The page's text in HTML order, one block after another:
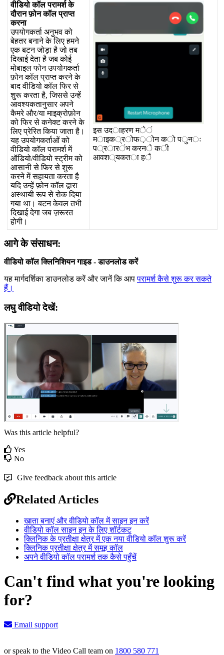
वडय कल परमर क
दरन फन कल परपत
करन
उपयगकर अनभव क
बहतर बनन क लए हमन
एक बटन जड ह ज तब
दखई दत ह जब कई
मबइल फन उपयगकर
फन कल परपत करन क
बद वडय कल फर स
शर करत ह, जसस उनह
आवशयकतनसर अपन
कमर और/य मइकरफन
क फर स कनकट करन क
लए पररत कय जत ह।
यह उपयगकरओ क
वडय कल परमर म
ऑडय/वडय सटरम क
आसन स फर स शर
करन म सहयत करत ह
यद उनह फन कल दर
असथय रप स रक दय
गय थ। बटन कवल तभ
दखई दग जब जररत
हग।
इस उदाहरण में
माइक्रोफ़ोन को पुनः
प्रारंभ करने की
आवश्यकता है
आग क ससधन:
वडय कल कनशयन गइड - डउनलड कर
यह मरदरक डउनलड कर और जन क आप परमर कस शर कर सकत
ह ।
लघ वडय दख:
Was this article helpful?
Yes
No
Give feedback about this article
Related Articles
खाता बनाएं और वीडियो कॉल में साइन इन करें
वीडियो कॉल साइन इन के लिए शॉर्टकट
क्लिनिक के प्रतीक्षा क्षेत्र में एक नया वीडियो कॉल शुरू करें
क्लिनिक प्रतीक्षा क्षेत्र में समूह कॉल
अपने वीडियो कॉल परामर्श तक कैसे पहुँचें
Can't find what you're looking
for?
Email support
or speak to the Video Call team on 1800 580 771